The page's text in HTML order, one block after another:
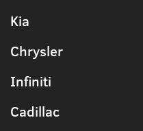
Kia
Chrysler
Infiniti
Cadillac